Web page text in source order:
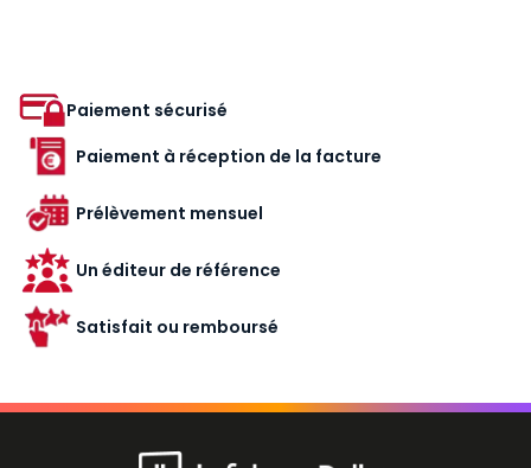
Paiement sécurisé
Paiement à réception de la facture
Prélèvement mensuel
Un éditeur de référence
Satisfait ou remboursé